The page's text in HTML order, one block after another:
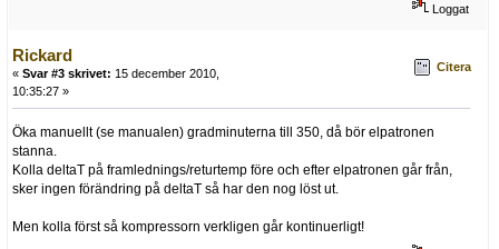
Loggat
Rickard
« Svar #3 skrivet: 15 december 2010,
10:35:27 »
Citera
Öka manuellt (se manualen) gradminuterna till 350, då bör elpatronen
stanna.
Kolla deltaT på framlednings/returtemp före och efter elpatronen går från,
sker ingen förändring på deltaT så har den nog löst ut.
Men kolla först så kompressorn verkligen går kontinuerligt!